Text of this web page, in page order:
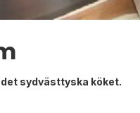
sydvästtyska köket.